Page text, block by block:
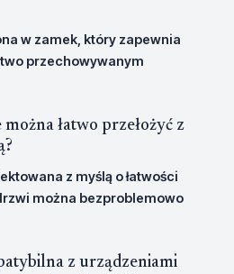
w zamek, który zapewnia
przechowywanym
łatwo przełożyć z
z myślą o łatwości
można bezproblemowo
z urządzeniami